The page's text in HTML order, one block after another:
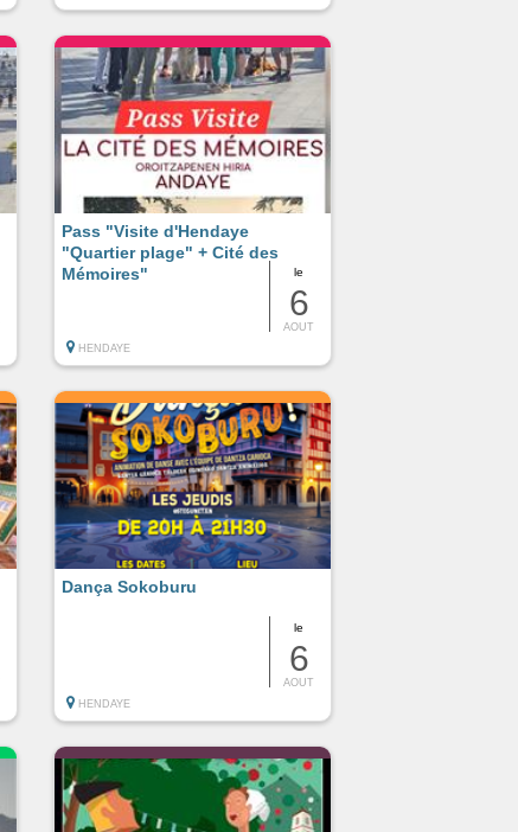
le
6
AOUT
Pass "Visite d'Hendaye
"Quartier plage" + Cité des
Mémoires"
HENDAYE
le
6
AOUT
Dança Sokoburu
HENDAYE